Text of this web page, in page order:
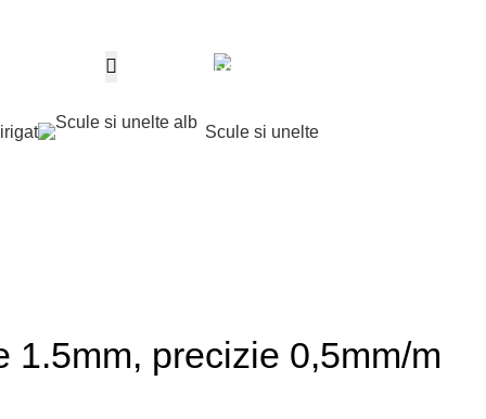
Scule si unelte
1.5mm, precizie 0,5mm/m